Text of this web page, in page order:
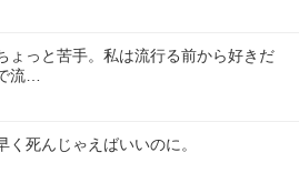
ょっと苦手。私は流行る前から好きだ
流…
死んじゃえばいいのに。